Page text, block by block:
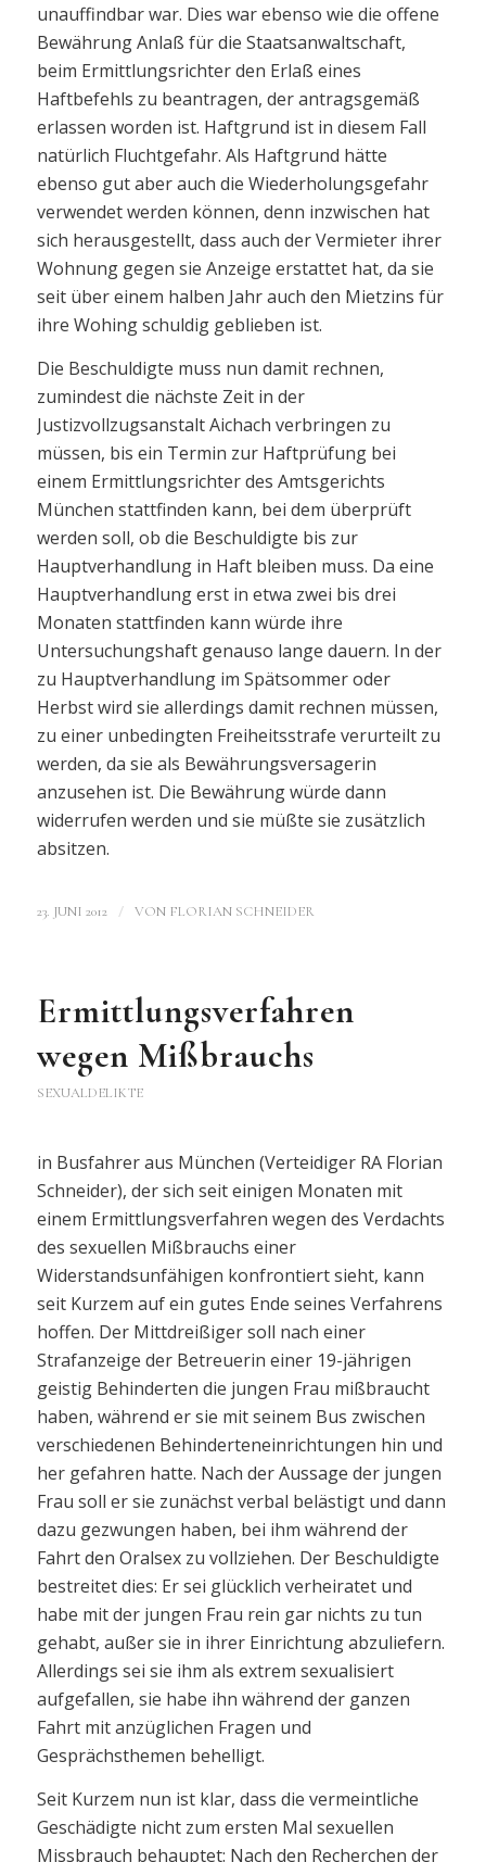
unauffindbar war. Dies war ebenso wie die offene
Bewährung Anlaß für die Staatsanwaltschaft,
beim Ermittlungsrichter den Erlaß eines
Haftbefehls zu beantragen, der antragsgemäß
erlassen worden ist. Haftgrund ist in diesem Fall
natürlich Fluchtgefahr. Als Haftgrund hätte
ebenso gut aber auch die Wiederholungsgefahr
verwendet werden können, denn inzwischen hat
sich herausgestellt, dass auch der Vermieter ihrer
Wohnung gegen sie Anzeige erstattet hat, da sie
seit über einem halben Jahr auch den Mietzins für
ihre Wohing schuldig geblieben ist.
Die Beschuldigte muss nun damit rechnen,
zumindest die nächste Zeit in der
Justizvollzugsanstalt Aichach verbringen zu
müssen, bis ein Termin zur Haftprüfung bei
einem Ermittlungsrichter des Amtsgerichts
München stattfinden kann, bei dem überprüft
werden soll, ob die Beschuldigte bis zur
Hauptverhandlung in Haft bleiben muss. Da eine
Hauptverhandlung erst in etwa zwei bis drei
Monaten stattfinden kann würde ihre
Untersuchungshaft genauso lange dauern. In der
zu Hauptverhandlung im Spätsommer oder
Herbst wird sie allerdings damit rechnen müssen,
zu einer unbedingten Freiheitsstrafe verurteilt zu
werden, da sie als Bewährungsversagerin
anzusehen ist. Die Bewährung würde dann
widerrufen werden und sie müßte sie zusätzlich
absitzen.
23. JUNI 2012 / VON FLORIAN SCHNEIDER
Ermittlungsverfahren
wegen Mißbrauchs
SEXUALDELIKTE
in Busfahrer aus München (Verteidiger RA Florian
Schneider), der sich seit einigen Monaten mit
einem Ermittlungsverfahren wegen des Verdachts
des sexuellen Mißbrauchs einer
Widerstandsunfähigen konfrontiert sieht, kann
seit Kurzem auf ein gutes Ende seines Verfahrens
hoffen. Der Mittdreißiger soll nach einer
Strafanzeige der Betreuerin einer 19-jährigen
geistig Behinderten die jungen Frau mißbraucht
haben, während er sie mit seinem Bus zwischen
verschiedenen Behinderteneinrichtungen hin und
her gefahren hatte. Nach der Aussage der jungen
Frau soll er sie zunächst verbal belästigt und dann
dazu gezwungen haben, bei ihm während der
Fahrt den Oralsex zu vollziehen. Der Beschuldigte
bestreitet dies: Er sei glücklich verheiratet und
habe mit der jungen Frau rein gar nichts zu tun
gehabt, außer sie in ihrer Einrichtung abzuliefern.
Allerdings sei sie ihm als extrem sexualisiert
aufgefallen, sie habe ihn während der ganzen
Fahrt mit anzüglichen Fragen und
Gesprächsthemen behelligt.
Seit Kurzem nun ist klar, dass die vermeintliche
Geschädigte nicht zum ersten Mal sexuellen
Missbrauch behauptet: Nach den Recherchen der